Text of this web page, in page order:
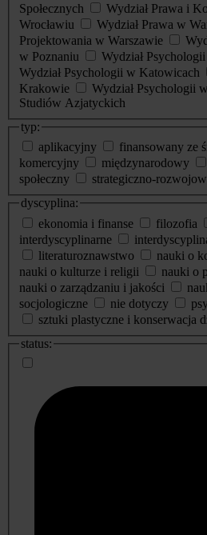
Społecznych
Wydział Prawa i
Wrocławiu
Wydział Prawa w
Projektowania w Warszawie
w Poznaniu
Wydział
Wydział Psychologii w Katowicach
Krakowie
Wydział Psychologii
Studiów Azjatyckich
typ:
aplikacyjny
finansowany ze
komercyjny
międzynarodowy
społeczny
strategiczno-
dyscyplina:
ekonomia i finanse
filozofia
interdyscyplinarne
literaturoznawstwo
nauki o
nauki o kulturze i religii
nauki o
nauki o zarządzaniu i jakości
socjologiczne
nie dotyczy
sztuki plastyczne i konserwacja
status: